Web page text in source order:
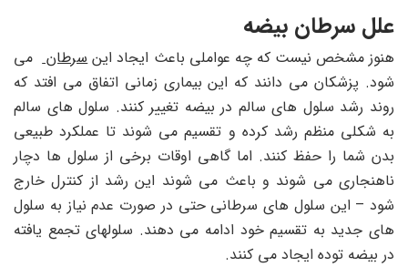
علل سرطان بیضه
هنوز مشخص نیست که چه عواملی باعث ایجاد اینسرطانمی
شود. پزشکان می دانند که این بیماری زمانی اتفاق می افتد که
روند رشد سلول های سالم در بیضه تغییر کنند. سلول های سالم
به شکلی منظم رشد کرده و تقسیم می شوند تا عملکرد طبیعی
بدن شما را حفظ کنند. اما گاهی اوقات برخی از سلول ها دچار
ناهنجاری می شوند و باعث می شوند این رشد از کنترل خارج
شود – این سلول های سرطانی حتی در صورت عدم نیاز به سلول
های جدید به تقسیم خود ادامه می دهند. سلولهای تجمع یافته
در بیضه توده ایجاد می کنند.